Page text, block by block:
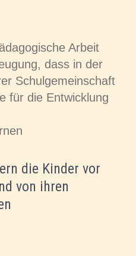
Arbeit
dass in der
Schulgemeinschaft
für die Entwicklung
die Kinder vor
von ihren